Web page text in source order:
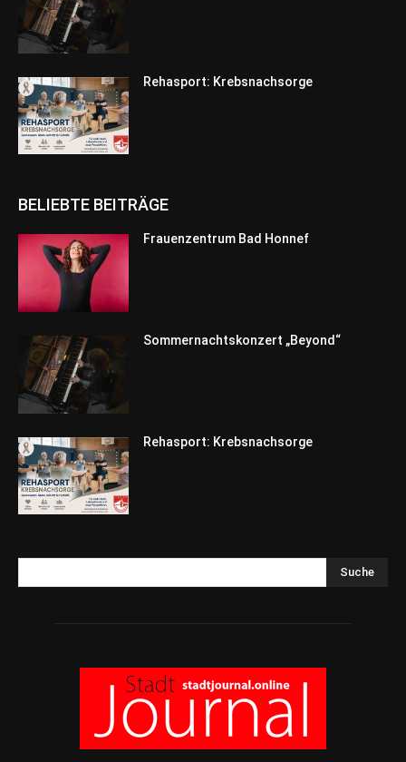
Rehasport: Krebsnachsorge
BELIEBTE BEITRÄGE
Frauenzentrum Bad Honnef
Sommernachtskonzert „Beyond“
Rehasport: Krebsnachsorge
Suche